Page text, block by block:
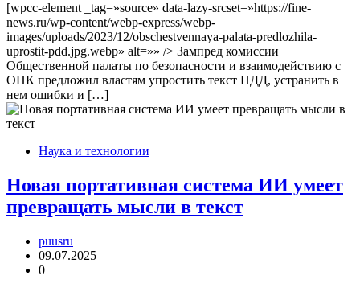
[wpcc-element _tag=»source» data-lazy-srcset=»https://fine-
news.ru/wp-content/webp-express/webp-
images/uploads/2023/12/obschestvennaya-palata-predlozhila-
uprostit-pdd.jpg.webp» alt=»» /> Зампред комиссии
Общественной палаты по безопасности и взаимодействию с
ОНК предложил властям упростить текст ПДД, устранить в
нем ошибки и […]
Наука и технологии
Новая портативная система ИИ умеет
превращать мысли в текст
puusru
09.07.2025
0